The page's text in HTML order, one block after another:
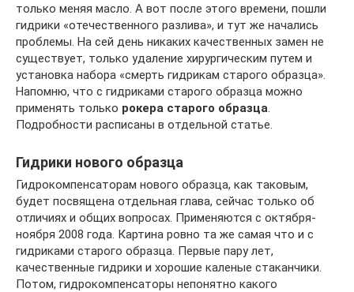
только меняя масло. А вот после этого времени, пошли
гидрики «отечественного разлива», и тут же начались
проблемы. На сей день никаких качественных замен не
существует, только удаление хирургическим путем и
установка набора «смерть гидрикам старого образца».
Напомню, что с гидриками старого образца можно
применять только рокера старого образца.
Подробности расписаны в отдельной статье.
Гидрики нового образца
Гидрокомпенсаторам нового образца, как таковым,
будет посвящена отдельная глава, сейчас только об
отличиях и общих вопросах. Применяются с октября-
ноября 2008 года. Картина ровно та же самая что и с
гидриками старого образца. Первые пару лет,
качественные гидрики и хорошие каленые стаканчики.
Потом, гидрокомпенсаторы непонятно какого